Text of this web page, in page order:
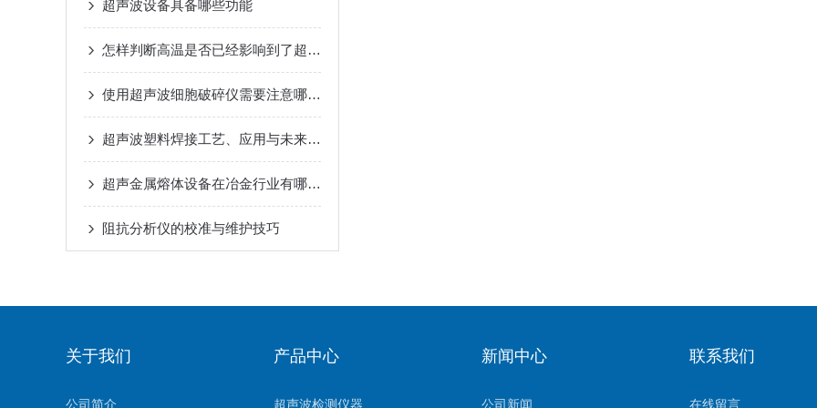
超声波设备具备哪些功能
怎样判断高温是否已经影响到了超声波发生器？
使用超声波细胞破碎仪需要注意哪些细节
超声波塑料焊接工艺、应用与未来展望
超声金属熔体设备在冶金行业有哪作用
阻抗分析仪的校准与维护技巧
关于我们
公司简介
产品中心
超声波检测仪器
新闻中心
公司新闻
联系我们
在线留言